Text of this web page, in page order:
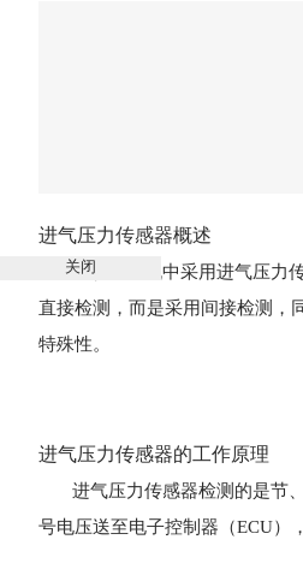
进气压力传感器概述
电喷发动机中采用进气压力传
直接检测，而是采用间接检测，
特殊性。
进气压力传感器的工作原理
进气压力传感器检测的是节、
号电压送至电子控制器（ECU）
关闭